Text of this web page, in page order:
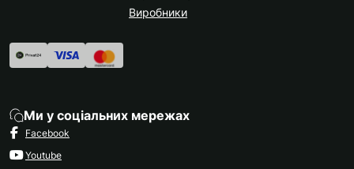
Виробники
Ми у соціальних мережах
Facebook
Youtube